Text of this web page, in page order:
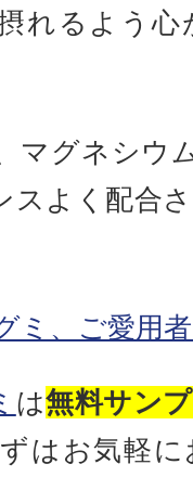
れるよう
マグネシウ
スよく配合
ミ、ご愛用
は無料サン
はお気軽